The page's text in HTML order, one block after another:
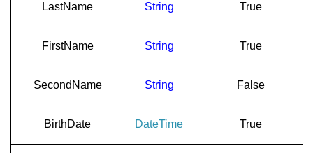
LastName String True
FirstName String True
SecondName String False
BirthDate DateTime True